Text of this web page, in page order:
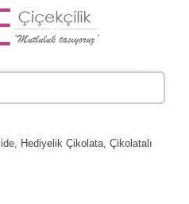
Hediyelik Çikolata, Çikolatalı